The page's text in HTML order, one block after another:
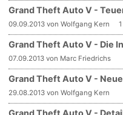
Grand Theft Auto V -
09.09.2013 von Wolfgang Kern 1
Grand Theft Auto V - Die
07.09.2013 von Marc Friedrichs
Grand Theft Auto V -
29.08.2013 von Wolfgang Kern